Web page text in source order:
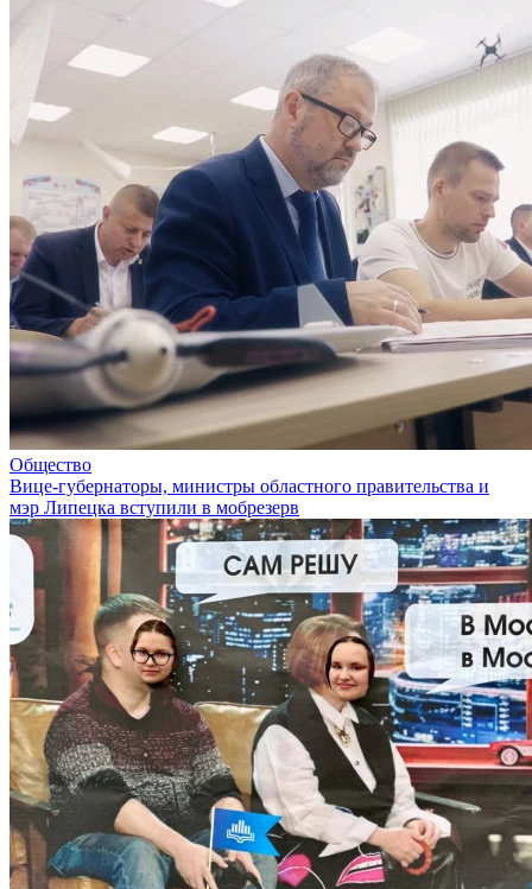
Общество
Вице-губернаторы, министры областного правительства и
мэр Липецка вступили в мобрезерв